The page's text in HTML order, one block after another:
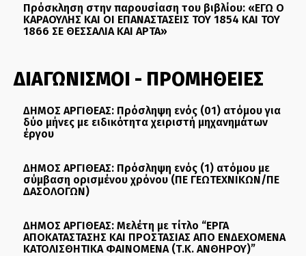
Πρόσκληση στην παρουσίαση του βιβλίου: «ΕΓΩ Ο
ΚΑΡΑΟΥΛΗΣ ΚΑΙ ΟΙ ΕΠΑΝΑΣΤΑΣΕΙΣ ΤΟΥ 1854 ΚΑΙ ΤΟΥ
1866 ΣΕ ΘΕΣΣΑΛΙΑ ΚΑΙ ΑΡΤΑ»
ΔΙΑΓΩΝΙΣΜΟΙ - ΠΡΟΜΗΘΕΙΕΣ
ΔΗΜΟΣ ΑΡΓΙΘΕΑΣ: Πρόσληψη ενός (01) ατόμου για
δύο μήνες με ειδικότητα χειριστή μηχανημάτων
έργου
ΔΗΜΟΣ ΑΡΓΙΘΕΑΣ: Πρόσληψη ενός (1) ατόμου με
σύμβαση ορισμένου χρόνου (ΠΕ ΓΕΩΤΕΧΝΙΚΩΝ/ΠΕ
ΔΑΣΟΛΟΓΩΝ)
ΔΗΜΟΣ ΑΡΓΙΘΕΑΣ: Μελέτη με τίτλο “ΕΡΓΑ
ΑΠΟΚΑΤΑΣΤΑΣΗΣ ΚΑΙ ΠΡΟΣΤΑΣΙΑΣ ΑΠΟ ΕΝΔΕΧΟΜΕΝΑ
ΚΑΤΟΛΙΣΘΗΤΙΚΑ ΦΑΙΝΟΜΕΝΑ (Τ.Κ. ΑΝΘΗΡΟΥ)”